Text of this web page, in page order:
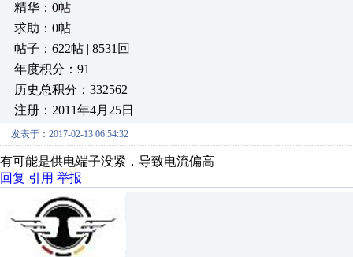
精华：0帖
求助：0帖
帖子：622帖 | 8531回
年度积分：91
历史总积分：332562
注册：2011年4月25日
发表于：2017-02-13 06:54:32
有可能是供电端子没紧，导致电流偏高
回复 引用 举报